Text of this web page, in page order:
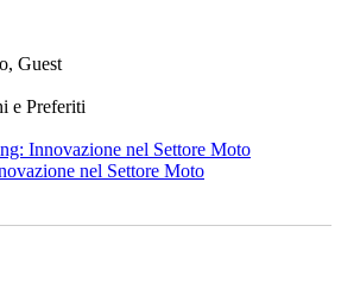
Guest
e Preferiti